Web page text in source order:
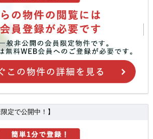
限定で公開中！】